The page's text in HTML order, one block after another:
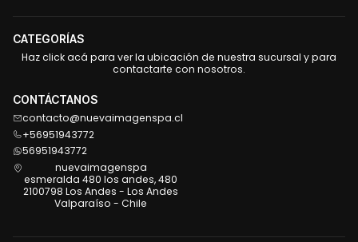
CATEGORÍAS
Haz click acá para ver la ubicación de nuestra sucursal y para
contactarte con nosotros.
CONTÁCTANOS
contacto@nuevaimagenspa.cl
+56951943772
56951943772
nuevaimagenspa
esmeralda 480 los andes, 480
2100798 Los Andes - Los Andes
Valparaíso - Chile